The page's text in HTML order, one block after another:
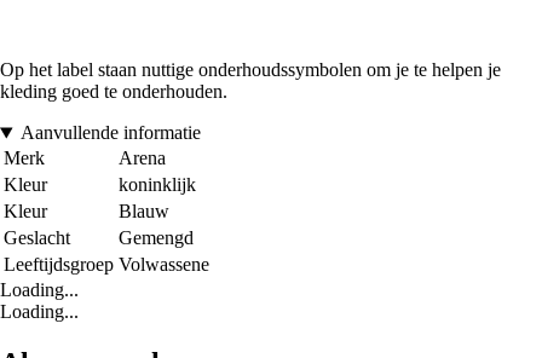
Op het label staan nuttige onderhoudssymbolen om je te helpen je
kleding goed te onderhouden.
Aanvullende informatie
Merk
Arena
Kleur
koninklijk
Kleur
Blauw
Geslacht
Gemengd
Leeftijdsgroep Volwassene
Loading...
Loading...